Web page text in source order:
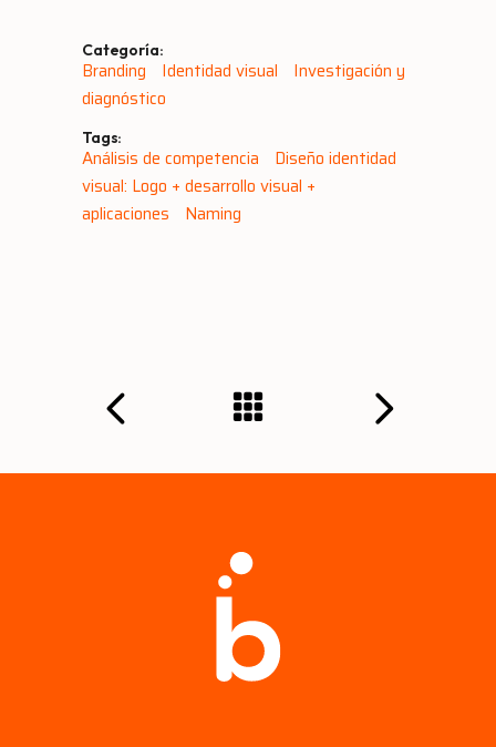
Categoría:
Branding Identidad visual
Investigación y
diagnóstico
Tags:
Análisis de competencia
Diseño identidad
visual: Logo + desarrollo visual +
aplicaciones
Naming